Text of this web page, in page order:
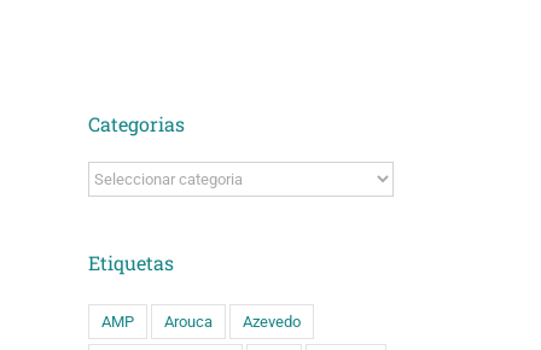
Categorias
Categorias
Etiquetas
AMP Arouca Azevedo